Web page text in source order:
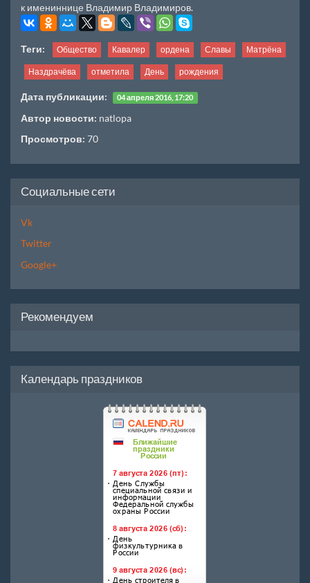
к имениннице Владимир Владимиров.
Теги: Общество Кавалер ордена Славы Матрёна
Наздрачёва отметила День рождения
Дата публикации: 04 апреля 2016, 17:20
Автор новости: natlopa
Просмотров: 70
Социальные сети
Vk
Twitter
Google+
Рекомендуем
Календарь праздников